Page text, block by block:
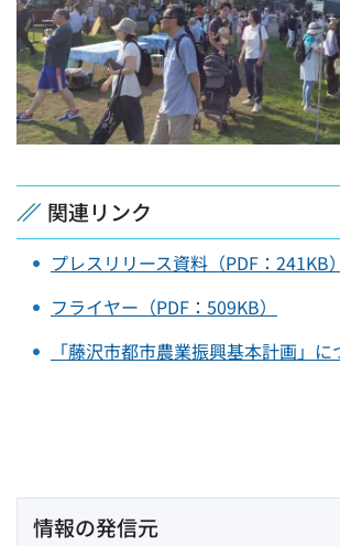
関連リンク
プレスリリース資料（PDF：241KB）
フライヤー（PDF：509KB）
「藤沢市都市農業振興基本計画」に
情報の発信元